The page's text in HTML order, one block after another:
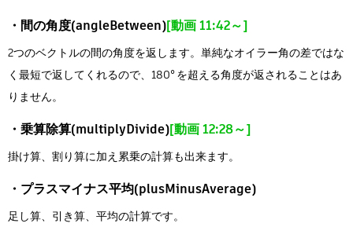
・間の角度(angleBetween)[動画 11:42～]
2つのベクトルの間の角度を返します。単純なオイラー角の差ではな
く最短で返してくれるので、180°を超える角度が返されることはあ
りません。
・乗算除算(multiplyDivide)[動画 12:28～]
掛け算、割り算に加え累乗の計算も出来ます。
・プラスマイナス平均(plusMinusAverage)
足し算、引き算、平均の計算です。